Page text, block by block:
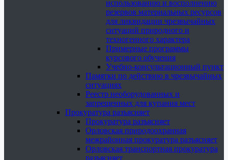
использованию и восполнению
резервов материальных ресурсов
для ликвидации чрезвычайных
ситуаций природного и
техногенного характера
Примерные программы
курсового обучения
Учебно-консультационный пункт
Памятки по действию в чрезвычайных
ситуациях
Реестр необорудованных и
запрещенных для купания мест
Прокуратура разъясняет
Прокуратура разъясняет
Орловская природоохранная
межрайонная прокуратура разъясняет
Орловская транспортная прокуратура
разъясняет